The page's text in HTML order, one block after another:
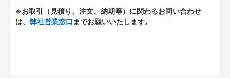
※お取引（見積り、注文、納期等）に関わるお問い合わせ
は、 弊社営業窓口 までお願いいたします。